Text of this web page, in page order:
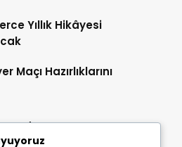
Yıllık Hikâyesi
Maçı Hazırlıklarını
FK’da